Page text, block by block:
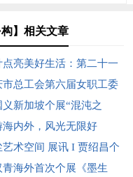
】相关文章
点亮美好生活：第二十一
会中芬设计园分会场即将
市总工会第六届女职工委
一次全体会议在望江县
义新加坡个展“混沌之
：用超现实语言重构东
美学
海内外，风光无限好
艺术空间 展讯 I 贾绍昌个
间术语》
青海外首次个展《墨生